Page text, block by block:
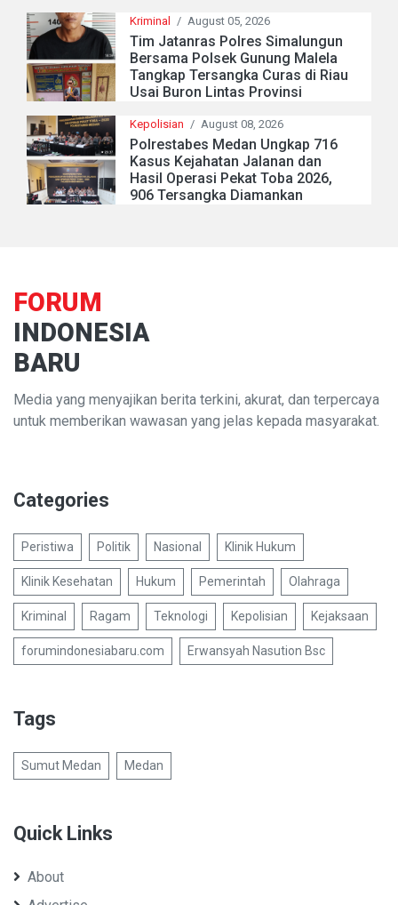
Kriminal / August 05, 2026
Tim Jatanras Polres Simalungun
Bersama Polsek Gunung Malela
Tangkap Tersangka Curas di Riau
Usai Buron Lintas Provinsi
Kepolisian / August 08, 2026
Polrestabes Medan Ungkap 716
Kasus Kejahatan Jalanan dan
Hasil Operasi Pekat Toba 2026,
906 Tersangka Diamankan
FORUM
INDONESIA
BARU
Media yang menyajikan berita terkini, akurat, dan terpercaya
untuk memberikan wawasan yang jelas kepada masyarakat.
Categories
Peristiwa Politik Nasional Klinik Hukum
Klinik Kesehatan Hukum Pemerintah Olahraga
Kriminal Ragam Teknologi Kepolisian Kejaksaan
forumindonesiabaru.com Erwansyah Nasution Bsc
Tags
Sumut Medan Medan
Quick Links
About